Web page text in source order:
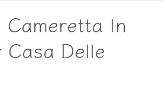
Cameretta In
Casa Delle